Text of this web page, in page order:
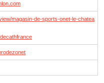
magasin-de-sports-onet-le-chatea